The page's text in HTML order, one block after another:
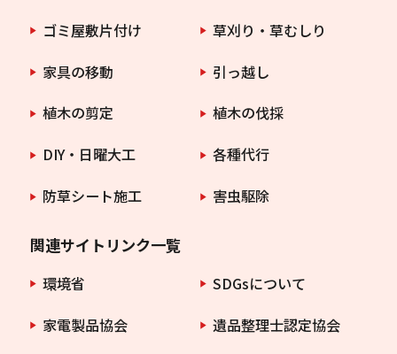
ゴミ屋敷片付け
草刈り・草むしり
家具の移動
引っ越し
植木の剪定
植木の伐採
DIY・日曜大工
各種代行
防草シート施工
害虫駆除
関連サイトリンク一覧
環境省
SDGsについて
家電製品協会
遺品整理士認定協会